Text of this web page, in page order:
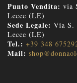
Punto Vendita: via
Lecce (LE)
Sede Legale: Via S.
Lecce (LE)
Tel.: +39 348
Mail: